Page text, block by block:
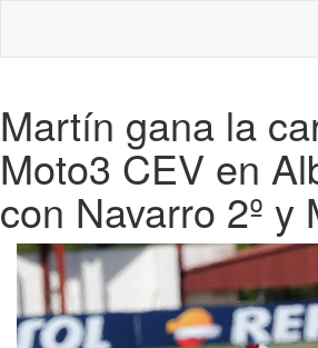
Martín gana la
Moto3 CEV en
con Navarro 2º y